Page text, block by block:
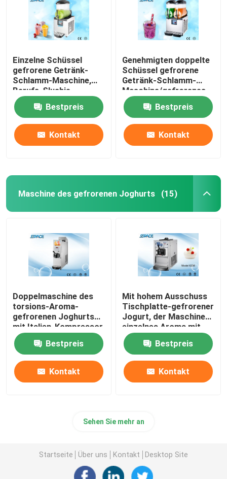
Einzelne Schüssel
gefrorene Getränk-
Schlamm-Maschine,
Berufs-Slushie-
Hersteller-Maschine
Bestpreis
Kontakt
Genehmigten doppelte
Schüssel gefrorene
Getränk-Schlamm-
Maschine/gefrorenes
Saft-Maschine CER
Bestpreis
Kontakt
Maschine des gefrorenen Joghurts (15)
Doppelmaschine des
torsions-Aroma-
gefrorenen Joghurts
mit Italien-Kompressor
12 Liter Kapazitäts-
Bestpreis
Kontakt
Mit hohem Ausschuss
Tischplatte-gefrorener
Jogurt, der Maschine
einzelnes Aroma mit
der Vorkühlung macht
Bestpreis
Kontakt
Sehen Sie mehr an
Startseite Über uns Kontakt Desktop Site